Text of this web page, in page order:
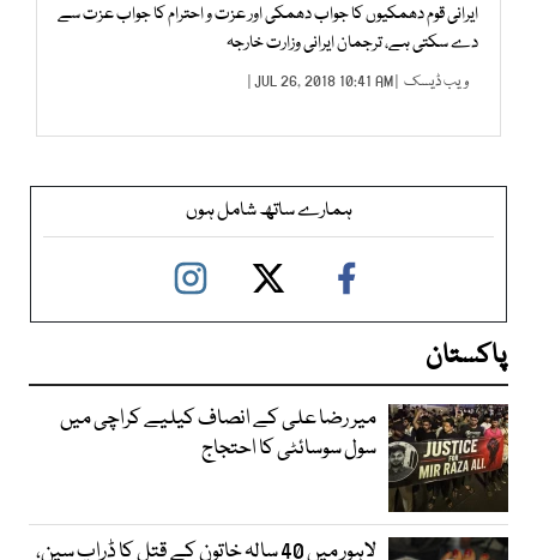
ایرانی قوم دھمکیوں کا جواب دھمکی اور عزت و احترام کا جواب عزت سے
دے سکتی ہے، ترجمان ایرانی وزارت خارجہ
ویب ڈیسک | JUL 26, 2018 10:41 AM |
ہمارے ساتھ شامل ہوں
پاکستان
میر رضا علی کے انصاف کیلیے کراچی میں
سول سوسائٹی کا احتجاج
لاہور میں 40 سالہ خاتون کے قتل کا ڈراپ سین،